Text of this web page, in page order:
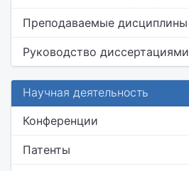
Преподаваемые дисциплины
Руководство диссертациями
Научная деятельность
Конференции
Патенты